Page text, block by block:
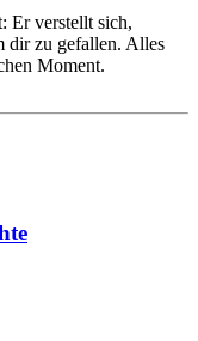
Er verstellt sich,
dir zu gefallen. Alles
Moment.